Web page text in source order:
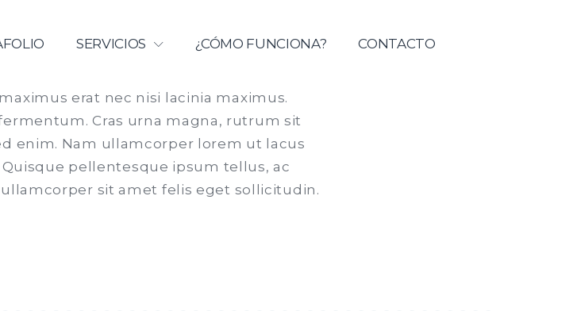
| Universidad Catolica del Maule
SERVICIOS ¿CÓMO FUNCIONA? CONTACTO
erat nec nisi lacinia maximus.
Cras urna magna, rutrum sit
enim. Nam ullamcorper lorem ut lacus
pellentesque ipsum tellus, ac
sit amet felis eget sollicitudin.